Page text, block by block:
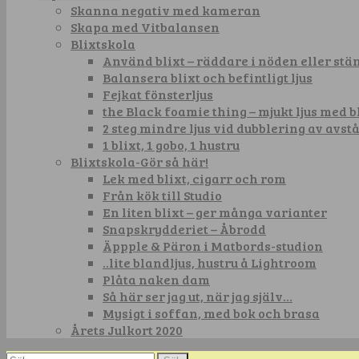
Skanna negativ med kameran
Skapa med Vitbalansen
Blixtskola
Använd blixt – räddare i nöden eller
Balansera blixt och befintligt ljus
Fejkat fönsterljus
the Black foamie thing – mjukt ljus med
2 steg mindre ljus vid dubblering av
1 blixt, 1 gobo, 1 hustru
Blixtskola-Gör så här!
Lek med blixt, cigarr och rom
Från kök till Studio
En liten blixt – ger många varianter
Snapskrydderiet – Åbrodd
Äppple & Päron i Matbords-studion
..lite blandljus, hustru å Lightroom
Plåta naken dam
Så här ser jag ut, när jag själv…
Mysigt i soffan, med bok och brasa
Årets Julkort 2020